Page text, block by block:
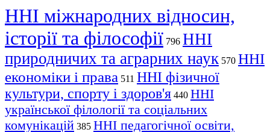
ННІ міжнародних відносин,
історії та філософії 796 ННІ
природничих та аграрних наук 570 ННІ
економіки і права 511 ННІ фізичної
культури, спорту і здоров'я 440 ННІ
української філології та соціальних
комунікацій 385 ННІ педагогічної освіти,